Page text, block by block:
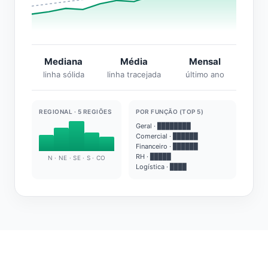
Mediana
linha sólida
Média
linha tracejada
Mensal
último ano
REGIONAL · 5 REGIÕES
N · NE · SE · S · CO
POR FUNÇÃO (TOP 5)
Geral · ████████
Comercial · ██████
Financeiro · ██████
RH · █████
Logística · ████